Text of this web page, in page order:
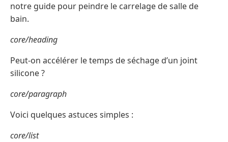
notre guide pour peindre le carrelage de salle de
bain.
core/heading
Peut-on accélérer le temps de séchage d’un joint
silicone ?
core/paragraph
Voici quelques astuces simples :
core/list